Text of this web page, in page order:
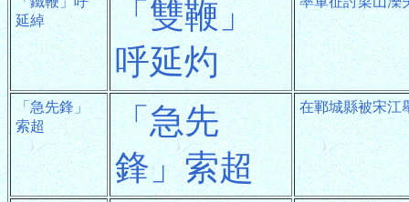
延綽
「雙鞭」
呼延灼
「急先鋒」
索超
「急先
鋒」索超
在鄆城縣被宋江